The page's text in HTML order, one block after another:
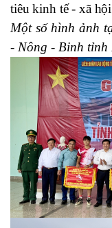
tiêu kinh tế - xã
Một số hình ảnh
- Nông - Binh tỉnh